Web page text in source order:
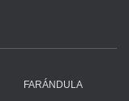
FARÁNDULA